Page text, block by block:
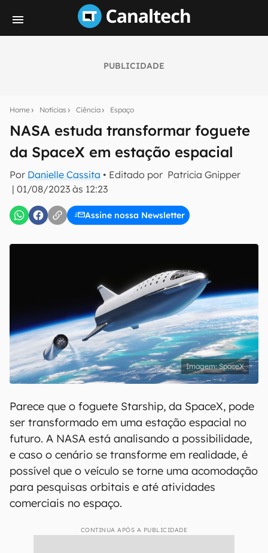
PUBLICIDADE
Home Notícias Ciência Espaço
NASA estuda transformar foguete
da SpaceX em estação espacial
Por Danielle Cassita • Editado por Patricia Gnipper
| 01/08/2023 às 12:23
Assine nossa Newsletter
notícias e reviews sobre tecnologia em primeira
mão.
E-mail
SpaceX
Parece que o foguete Starship, da SpaceX, pode
ser transformado em uma estação espacial no
futuro. A NASA está analisando a possibilidade,
e caso o cenário se transforme em realidade, é
possível que o veículo se torne uma acomodação
para pesquisas orbitais e até atividades
comerciais no espaço.
CONTINUA APÓS A PUBLICIDADE